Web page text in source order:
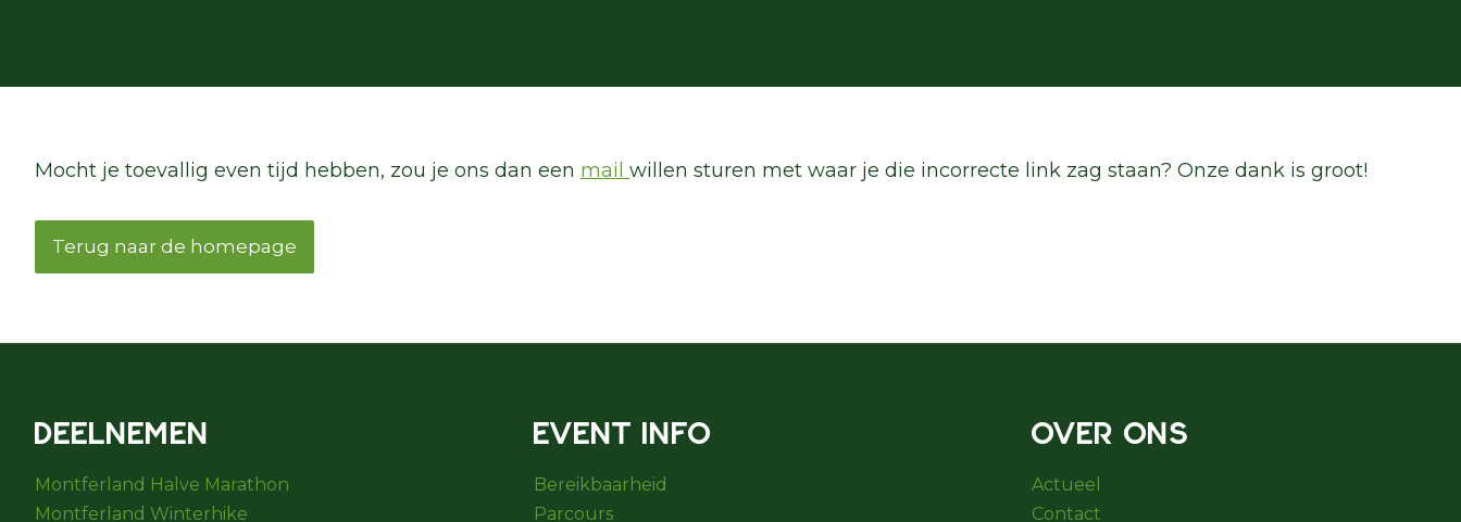
Mocht je toevallig even tijd hebben, zou je ons dan een mail willen sturen met waar je die incorrecte link zag staan? Onze dank is groot!
Terug naar de homepage
DEELNEMEN
Montferland Halve Marathon
Montferland Winterhike
EVENT INFO
Bereikbaarheid
Parcours
OVER ONS
Actueel
Contact